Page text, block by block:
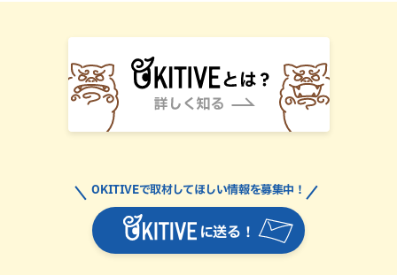
に送る！
OKITIVEで取材してほしい情報を募集中！